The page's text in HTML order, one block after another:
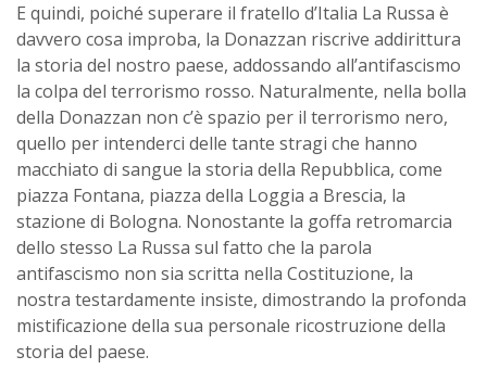
E quindi, poiché superare il fratello d’Italia La Russa è
davvero cosa improba, la Donazzan riscrive addirittura
la storia del nostro paese, addossando all’antifascismo
la colpa del terrorismo rosso. Naturalmente, nella bolla
della Donazzan non c’è spazio per il terrorismo nero,
quello per intenderci delle tante stragi che hanno
macchiato di sangue la storia della Repubblica, come
piazza Fontana, piazza della Loggia a Brescia, la
stazione di Bologna. Nonostante la goffa retromarcia
dello stesso La Russa sul fatto che la parola
antifascismo non sia scritta nella Costituzione, la
nostra testardamente insiste, dimostrando la profonda
mistificazione della sua personale ricostruzione della
storia del paese.